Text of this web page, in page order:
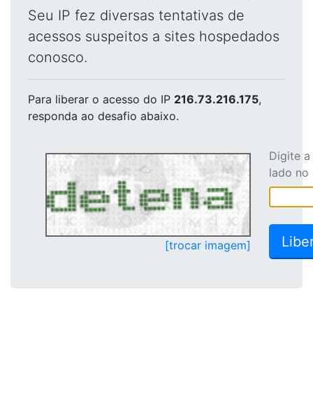
Seu IP fez diversas tentativas de
acessos suspeitos a sites hospedados
conosco.
Para liberar o acesso do IP 216.73.216.175,
responda ao desafio abaixo.
[trocar imagem]
Digite
lado no